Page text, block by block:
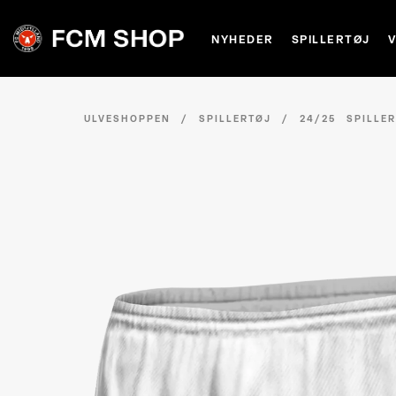
NYHEDER SPILLERTØJ
ULVESHOPPEN /SPILLERTØJ /24/25